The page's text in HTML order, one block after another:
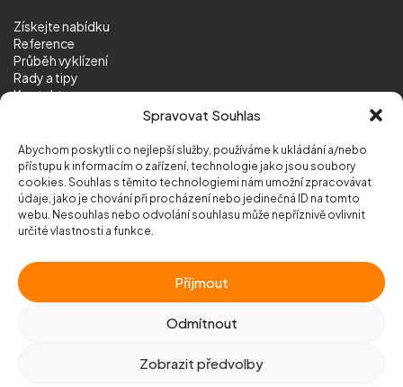
Spravovat Souhlas
Abychom poskytli co nejlepší služby, používáme k ukládání a/nebo
přístupu k informacím o zařízení, technologie jako jsou soubory
cookies. Souhlas s těmito technologiemi nám umožní zpracovávat
údaje, jako je chování při procházení nebo jedinečná ID na tomto
webu. Nesouhlas nebo odvolání souhlasu může nepříznivě ovlivnit
určité vlastnosti a funkce.
Příjmout
Odmítnout
Zobrazit předvolby
Získejte nabídku
Reference
Průběh vyklízení
Rady a tipy
Kontakt
© 2026 Vyklizeni.cz (mapa stránek)
Chráněno služboureCAPTCHA
Zavolejte nám